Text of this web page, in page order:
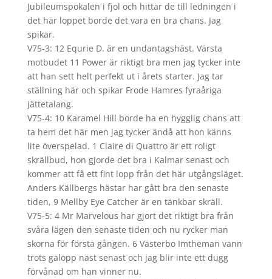
Jubileumspokalen i fjol och hittar de till ledningen i
det här loppet borde det vara en bra chans. Jag
spikar.
V75-3: 12 Equrie D. är en undantagshäst. Värsta
motbudet 11 Power är riktigt bra men jag tycker inte
att han sett helt perfekt ut i årets starter. Jag tar
ställning här och spikar Frode Hamres fyraåriga
jättetalang.
V75-4: 10 Karamel Hill borde ha en hygglig chans att
ta hem det här men jag tycker ändå att hon känns
lite överspelad. 1 Claire di Quattro är ett roligt
skrällbud, hon gjorde det bra i Kalmar senast och
kommer att få ett fint lopp från det här utgångsläget.
Anders Källbergs hästar har gått bra den senaste
tiden, 9 Mellby Eye Catcher är en tänkbar skräll.
V75-5: 4 Mr Marvelous har gjort det riktigt bra från
svåra lägen den senaste tiden och nu rycker man
skorna för första gången. 6 Västerbo Imtheman vann
trots galopp näst senast och jag blir inte ett dugg
förvånad om han vinner nu.